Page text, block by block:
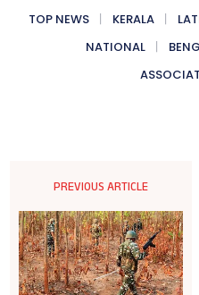
TOP NEWS KERALA
NATIONAL
PREVIOUS ARTICLE